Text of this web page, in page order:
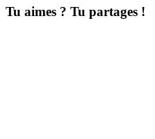
Tu aimes ? Tu partages !